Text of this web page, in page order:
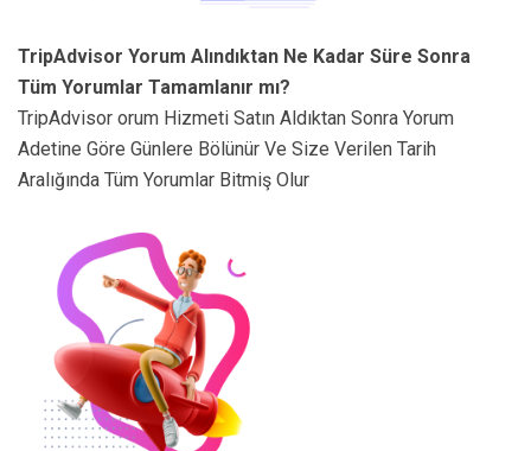
TripAdvisor Yorum Alındıktan Ne Kadar Süre Sonra
Tüm Yorumlar Tamamlanır mı?
TripAdvisor orum Hizmeti Satın Aldıktan Sonra Yorum
Adetine Göre Günlere Bölünür Ve Size Verilen Tarih
Aralığında Tüm Yorumlar Bitmiş Olur